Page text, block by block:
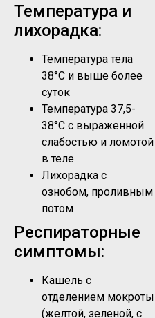
Температура и
лихорадка:
Температура тела
38°C и выше более
суток
Температура 37,5-
38°C с выраженной
слабостью и ломотой
в теле
Лихорадка с
ознобом, проливным
потом
Респираторные
симптомы:
Кашель с
отделением мокроты
(желтой, зеленой, с